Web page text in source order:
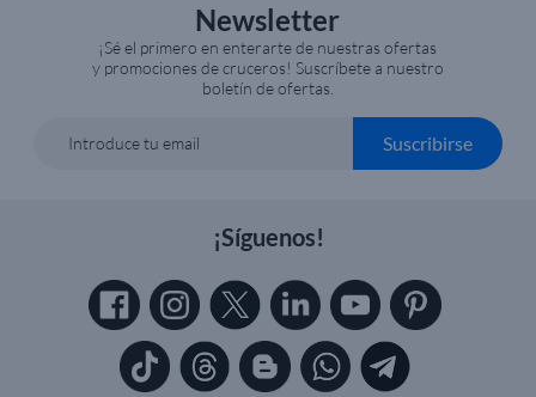
Newsletter
¡Sé el primero en enterarte de nuestras ofertas
y promociones de cruceros! Suscríbete a nuestro
boletín de ofertas.
Introduce tu email Suscribirse
¡Síguenos!